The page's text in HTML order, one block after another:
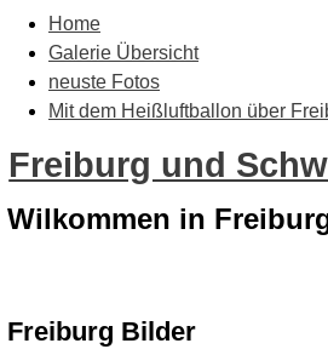
Home
Galerie Übersicht
neuste Fotos
Mit dem Heißluftballon über
Freiburg und
Wilkommen in
Freiburg Bilder